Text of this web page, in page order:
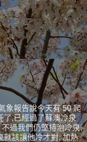
象報告說今天有 50 爬
了,已經過了蘇澳冷泉
過我們仍堅持泡冷泉,
就該讓他冷才對, 加熱